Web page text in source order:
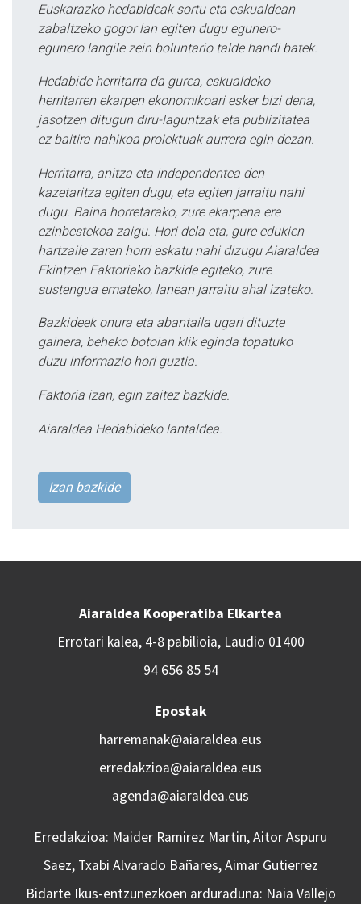
Euskarazko hedabideak sortu eta eskualdean
zabaltzeko gogor lan egiten dugu egunero-
egunero langile zein boluntario talde handi batek.
Hedabide herritarra da gurea, eskualdeko
herritarren ekarpen ekonomikoari esker bizi dena,
jasotzen ditugun diru-laguntzak eta publizitatea
ez baitira nahikoa proiektuak aurrera egin dezan.
Herritarra, anitza eta independentea den
kazetaritza egiten dugu, eta egiten jarraitu nahi
dugu. Baina horretarako, zure ekarpena ere
ezinbestekoa zaigu. Hori dela eta, gure edukien
hartzaile zaren horri eskatu nahi dizugu Aiaraldea
Ekintzen Faktoriako bazkide egiteko, zure
sustengua emateko, lanean jarraitu ahal izateko.
Bazkideek onura eta abantaila ugari dituzte
gainera, beheko botoian klik eginda topatuko
duzu informazio hori guztia.
Faktoria izan, egin zaitez bazkide.
Aiaraldea Hedabideko lantaldea.
Izan bazkide
Aiaraldea Kooperatiba Elkartea
Errotari kalea, 4-8 pabilioia, Laudio 01400
94 656 85 54
Epostak
harremanak@aiaraldea.eus
erredakzioa@aiaraldea.eus
agenda@aiaraldea.eus
Erredakzioa: Maider Ramirez Martin, Aitor Aspuru
Saez, Txabi Alvarado Bañares, Aimar Gutierrez
Bidarte Ikus-entzunezkoen arduraduna: Naia Vallejo